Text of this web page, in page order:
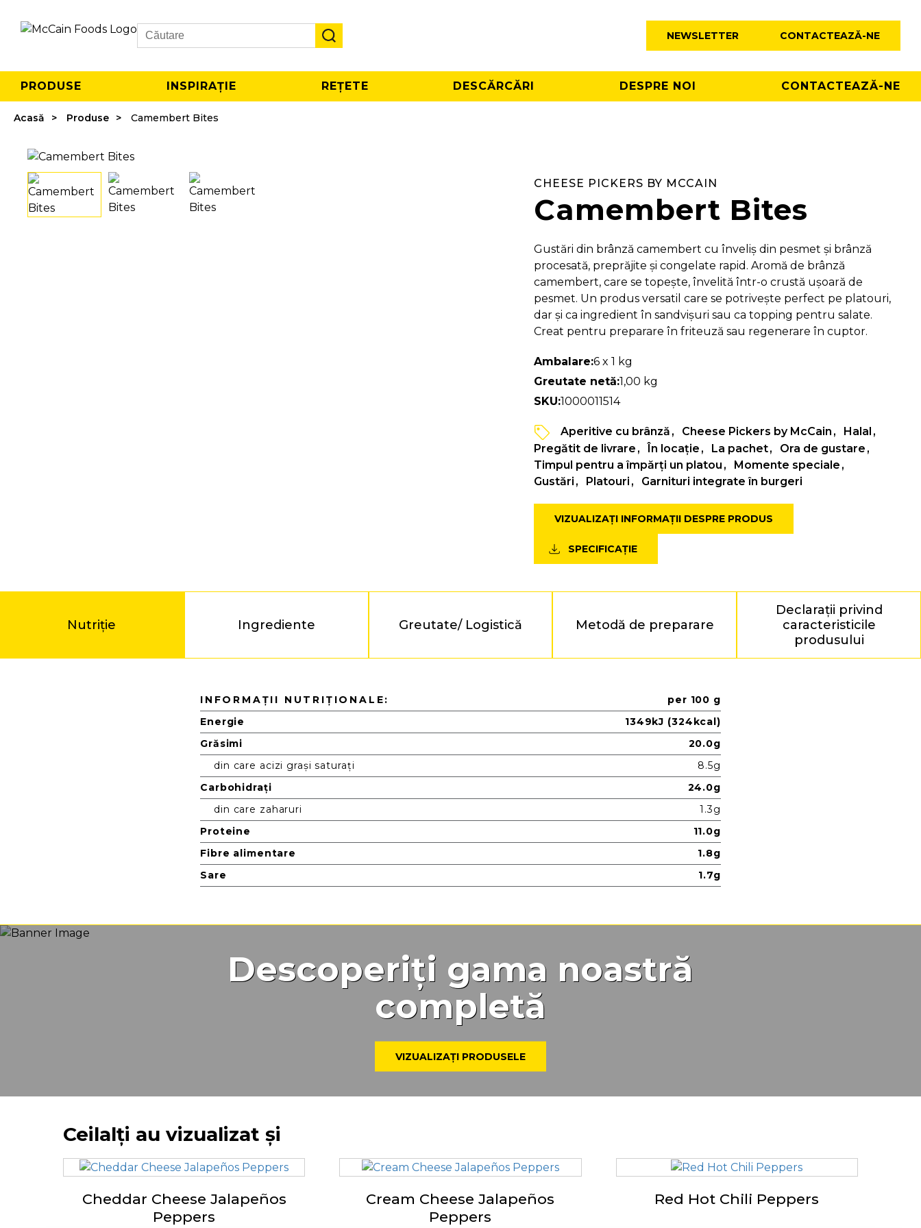
Search
NEWSLETTER CONTACTEAZĂ-NE
PRODUSE INSPIRAȚIE REȚETE DESCĂRCĂRI DESPRE NOI CONTACTEAZĂ-NE
Acasă Produse Camembert Bites
CHEESE PICKERS BY MCCAIN
Camembert Bites
Gustări din brânză camembert cu înveliș din pesmet și brânză
procesată, preprăjite și congelate rapid. Aromă de brânză
camembert, care se topește, învelită într-o crustă ușoară de
pesmet. Un produs versatil care se potrivește perfect pe platouri,
dar și ca ingredient în sandvișuri sau ca topping pentru salate.
Creat pentru preparare în friteuză sau regenerare în cuptor.
Ambalare:6 x 1 kg
Greutate netă:1,00 kg
SKU:1000011514
Aperitive cu brânză Cheese Pickers by McCain
Halal
Pregătit de livrare
În locație La pachet
Ora de gustare
Timpul pentru a împărți un platou
Momente speciale
Gustări
Platouri Garnituri integrate în burgeri
VIZUALIZAȚI INFORMAȚII DESPRE PRODUS
SPECIFICAȚIE
Nutriție Ingrediente Greutate/ Logistică Metodă de preparare
Declarații privind
caracteristicile
produsului
INFORMAȚII NUTRIȚIONALE:
per 100 g
Energie
1349kJ (324kcal)
Grăsimi
20.0g
din care acizi grași saturați
8.5g
Carbohidrați
24.0g
din care zaharuri
1.3g
Proteine
11.0g
Fibre alimentare
1.8g
Sare
1.7g
Descoperiți gama noastră
completă
VIZUALIZAȚI PRODUSELE
Ceilalți au vizualizat și
Cheddar Cheese Jalapeños
Peppers
Cream Cheese Jalapeños
Peppers
Red Hot Chili Peppers